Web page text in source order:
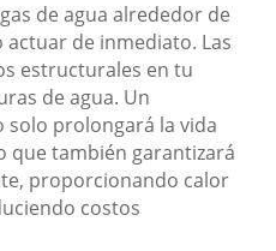
de agua alrededor de
de inmediato. Las
estructurales en tu
de agua. Un
prolongará la vida
que también garantizará
proporcionando calor
costos